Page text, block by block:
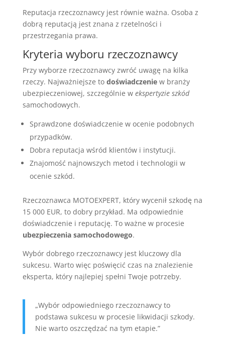
Reputacja rzeczoznawcy jest równie ważna. Osoba z
dobrą reputacją jest znana z rzetelności i
przestrzegania prawa.
Kryteria wyboru rzeczoznawcy
Przy wyborze rzeczoznawcy zwróć uwagę na kilka
rzeczy. Najważniejsze to doświadczeniew branży
ubezpieczeniowej, szczególnie w ekspertyzie szkód
samochodowych.
Sprawdzone doświadczenie w ocenie podobnych
przypadków.
Dobra reputacja wśród klientów i instytucji.
Znajomość najnowszych metod i technologii w
ocenie szkód.
Rzeczoznawca MOTOEXPERT, który wycenił szkodę na
15 000 EUR, to dobry przykład. Ma odpowiednie
doświadczenie i reputację. To ważne w procesie
ubezpieczenia samochodowego.
Wybór dobrego rzeczoznawcy jest kluczowy dla
sukcesu. Warto więc poświęcić czas na znalezienie
eksperta, który najlepiej spełni Twoje potrzeby.
„Wybór odpowiedniego rzeczoznawcy to
podstawa sukcesu w procesie likwidacji szkody.
Nie warto oszczędzać na tym etapie.”